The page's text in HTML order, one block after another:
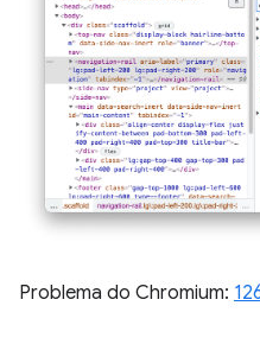
Problema do Chromium: